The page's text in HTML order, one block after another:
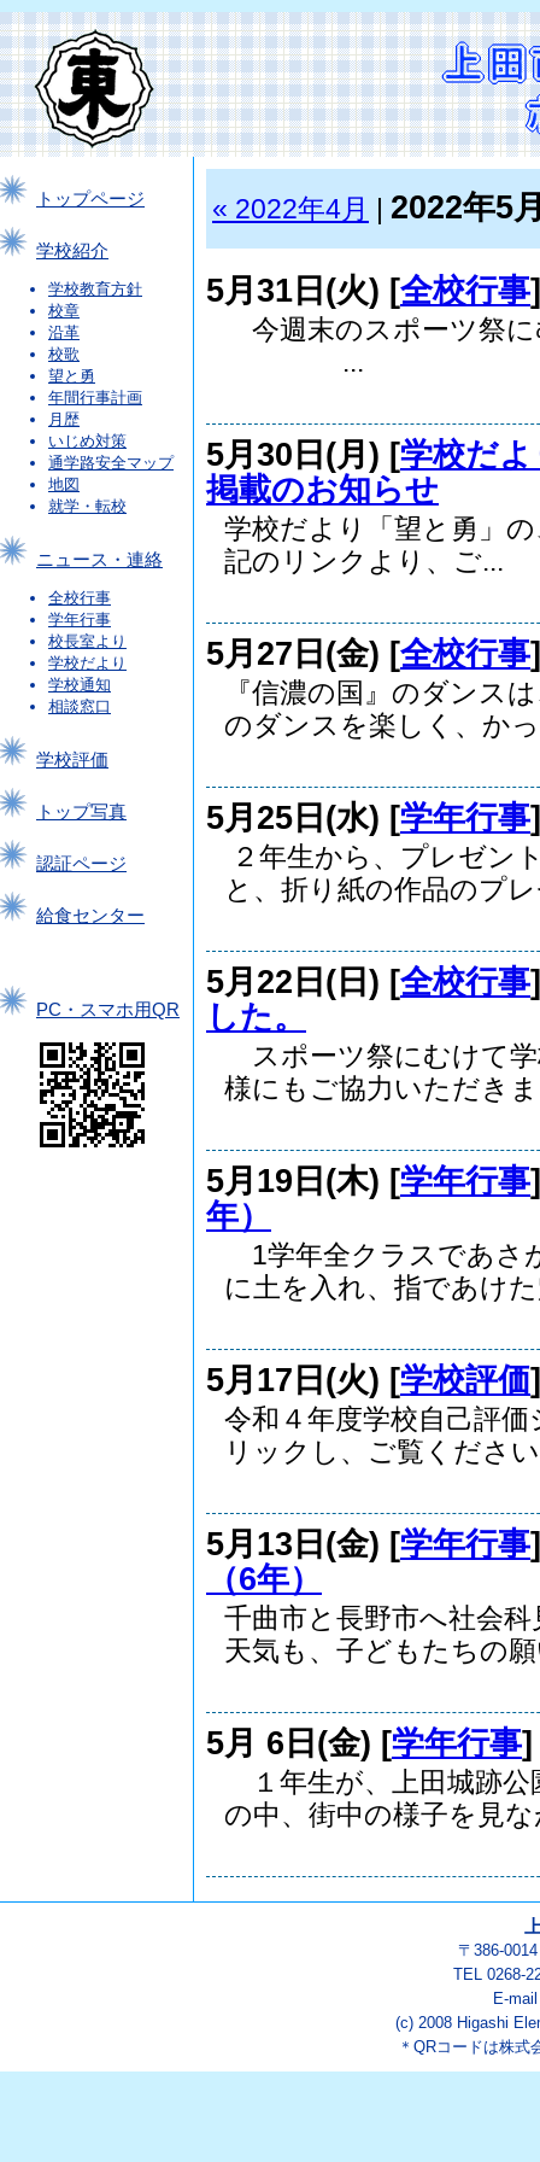
トップページ
学校紹介
学校教育方針
校章
沿革
校歌
望と勇
年間行事計画
月歴
いじめ対策
通学路安全マップ
地図
就学・転校
ニュース・連絡
全校行事
学年行事
校長室より
学校だより
学校通知
相談窓口
学校評価
トップ写真
認証ページ
給食センター
PC・スマホ用QR
« 2022年4月 2022年5
5月31日(火) [全校行事
今週末のスポーツ祭に
...
5月30日(月) [学校だ
掲載のお知らせ
学校だより「望と勇」
記のリンクより、ご...
5月27日(金) [全校行事
『信濃の国』のダンス
のダンスを楽しく、か
5月25日(水) [学年行事
２年生から、プレゼン
と、折り紙の作品のプ
5月22日(日) [全校行事
した。
スポーツ祭にむけて学
様にもご協力いただき
5月19日(木) [学年行事
年）
1学年全クラスであさ
に土を入れ、指であけ
5月17日(火) [学校評価
令和４年度学校自己評
リックし、ご覧くださ
5月13日(金) [学年行事
（6年）
千曲市と長野市へ社会
天気も、子どもたちの
5月 6日(金) [学年行事
１年生が、上田城跡公
の中、街中の様子を見な
〒386-
TEL 0268-
E-
(c) 2008 Higashi
＊QRコードは株式